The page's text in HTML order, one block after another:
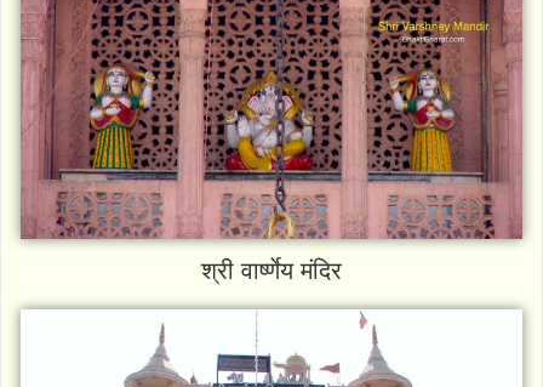
श्री वार्ष्णेय मंदिर